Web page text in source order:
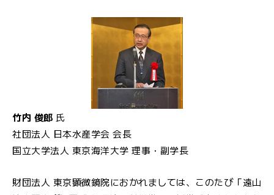
竹内 俊郎 氏
社団法人 日本水産学会 会長
国立大学法人 東京海洋大学 理事・副学長
財団法人 東京顕微鏡院におかれましては、このたび「遠山